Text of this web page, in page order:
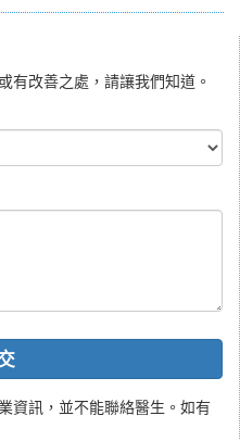
有改善之處，請讓我們知道。
資訊，並不能聯絡醫生。如有